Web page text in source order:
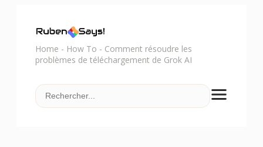
Home - How To - Comment résoudre les
problèmes de téléchargement de Grok AI